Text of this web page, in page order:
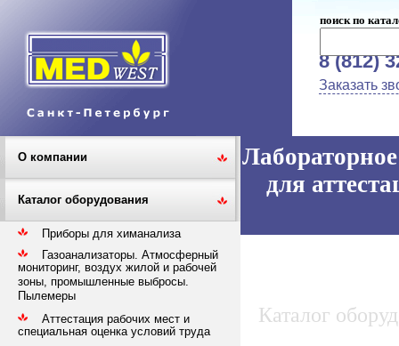
поиск по
8 (812)
Заказать
О компании
Каталог оборудования
Приборы для химанализа
Газоанализаторы. Атмосферный
мониторинг, воздух жилой и рабочей
зоны, промышленные выбросы.
Пылемеры
Аттестация рабочих мест и
специальная оценка условий труда
для
Каталог